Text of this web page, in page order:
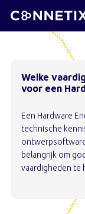
Welke
voor een
Een Hardware
technische
belangrijk om
vaardigheden te